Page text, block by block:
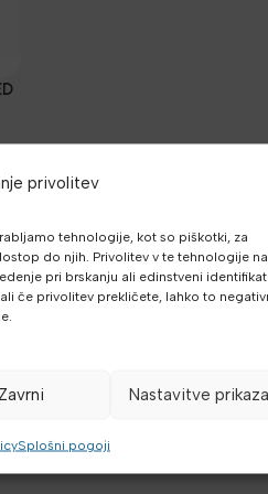
privolitev
tehnologije, kot so piškotki, za
do njih. Privolitev v te tehnologije
pri brskanju ali edinstveni
če privolitev prekličete, lahko to
Zavrni Nastavitve prikaza
Splošni pogoji